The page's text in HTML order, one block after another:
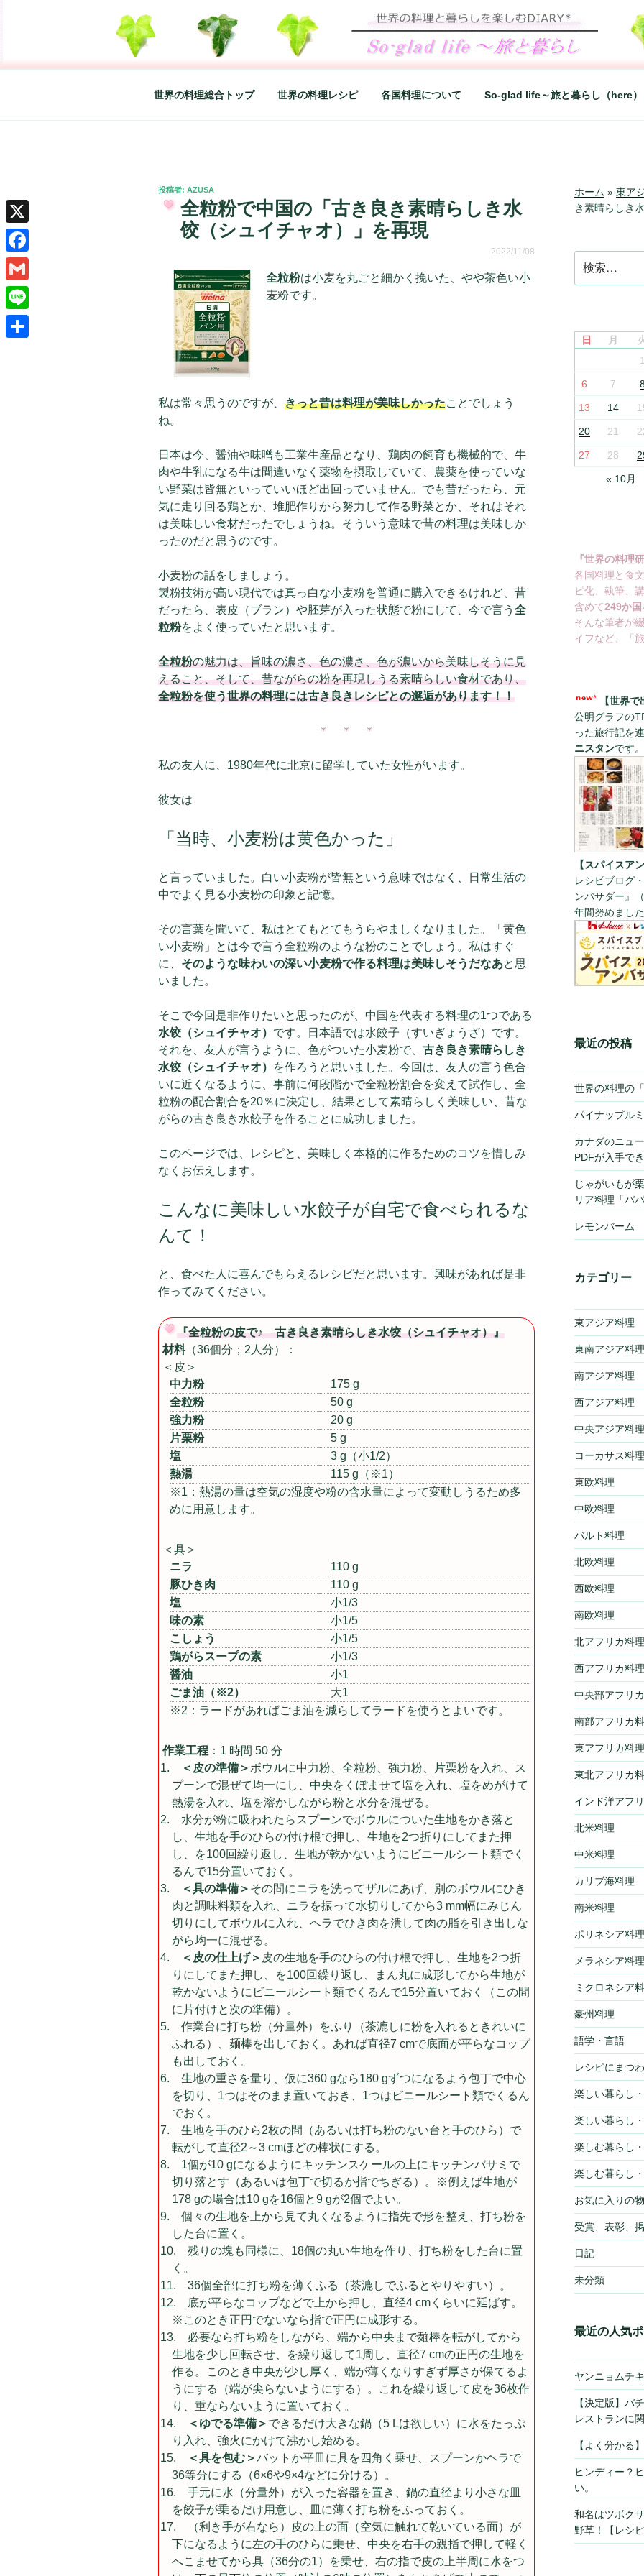
SO-GLAD LIFE～旅と暮らし
世界の料理のエッセイやレシピ、シンプルライフ、楽しい暮らしなどを綴る、世界248か国を
世界の料理総合トップ 世界の料理レシピ 各国料理について So-glad life～旅と暮らし（here）
投
稿
日:
投稿者: AZUSA
全粒粉で中国の「古き良き素晴らしき水
饺（シュイチャオ）」を再現
2022/11/08
全粒粉は小麦を丸ごと細かく挽いた、やや茶色い小
麦粉です。
私は常々思うのですが、 きっと昔は料理が美味しかったことでしょう
ね。
日本は今、醤油や味噌も工業生産品となり、鶏肉の飼育も機械的で、牛
肉や牛乳になる牛は間違いなく薬物を摂取していて、農薬を使っていな
い野菜は皆無といっていいほど出回っていません。でも昔だったら、元
気に走り回る鶏とか、堆肥作りから努力して作る野菜とか、それはそれ
は美味しい食材だったでしょうね。そういう意味で昔の料理は美味しか
ったのだと思うのです。
小麦粉の話をしましょう。
製粉技術が高い現代では真っ白な小麦粉を普通に購入できるけれど、昔
だったら、表皮（ブラン）や胚芽が入った状態で粉にして、今で言う 全
粒粉をよく使っていたと思います。
全粒粉の魅力は、旨味の濃さ、色の濃さ、色が濃いから美味しそうに見
えること、そして、昔ながらの粉を再現しうる素晴らしい食材であり、
全粒粉を使う世界の料理には古き良きレシピとの邂逅があります！！
＊ ＊ ＊
私の友人に、1980年代に北京に留学していた女性がいます。
彼女は
「当時、小麦粉は黄色かった」
と言っていました。白い小麦粉が皆無という意味ではなく、日常生活の
中でよく見る小麦粉の印象と記憶。
その言葉を聞いて、私はとてもとてもうらやましくなりました。「黄色
い小麦粉」とは今で言う全粒粉のような粉のことでしょう。私はすぐ
に、 そのような味わいの深い小麦粉で作る料理は美味しそうだなあと思
いました。
そこで今回是非作りたいと思ったのが、中国を代表する料理の1つである
水饺（シュイチャオ） です。日本語では水餃子（すいぎょうざ）です。
それを、友人が言うように、色がついた小麦粉で、 古き良き素晴らしき
水饺（シュイチャオ）
を作ろうと思いました。今回は、友人の言う色合
いに近くなるように、事前に何段階かで全粒粉割合を変えて試作し、全
粒粉の配合割合を20％に決定し、結果として素晴らしく美味しい、昔な
がらの古き良き水餃子を作ることに成功しました。
このページでは、レシピと、美味しく本格的に作るためのコツを惜しみ
なくお伝えします。
こんなに美味しい水餃子が自宅で食べられるな
んて！
と、食べた人に喜んでもらえるレシピだと思います。興味があれば是非
作ってみてください。
『全粒粉の皮で♪ 古き良き素晴らしき水饺（シュイチャオ）』
材料（36個分；2人分）：
＜皮＞
中力粉
175 g
全粒粉
50 g
強力粉
20 g
片栗粉
5 g
塩
3 g（小1/2）
熱湯
115 g（※1）
※1：熱湯の量は空気の湿度や粉の含水量によって変動しうるため多
めに用意します。
＜具＞
ニラ
110 g
豚ひき肉
110 g
塩
小1/3
味の素
小1/5
こしょう
小1/5
鶏がらスープの素
小1/3
醤油
小1
ごま油（※2）
大1
※2：ラードがあればごま油を減らしてラードを使うとよいです。
作業工程 ：1 時間 50 分
＜皮の準備＞ ボウルに中力粉、全粒粉、強力粉、片栗粉を入れ、ス
プーンで混ぜて均一にし、中央をくぼませて塩を入れ、塩をめがけて
熱湯を入れ、塩を溶かしながら粉と水分を混ぜる。
水分が粉に吸われたらスプーンでボウルについた生地をかき落と
し、生地を手のひらの付け根で押し、生地を2つ折りにしてまた押
し、を100回繰り返し、生地が乾かないようにビニールシート類でく
るんで15分置いておく。
＜具の準備＞ その間にニラを洗ってザルにあげ、別のボウルにひき
肉と調味料類を入れ、ニラを振って水切りしてから3 mm幅にみじん
切りにしてボウルに入れ、ヘラでひき肉を潰して肉の脂を引き出しな
がら均一に混ぜる。
＜皮の仕上げ＞ 皮の生地を手のひらの付け根で押し、生地を2つ折
りにしてまた押し、を100回繰り返し、まん丸に成形してから生地が
乾かないようにビニールシート類でくるんで15分置いておく（この間
に片付けと次の準備）。
作業台に打ち粉（分量外）をふり（茶漉しに粉を入れるときれいに
ふれる）、麺棒を出しておく。あれば直径7 cmで底面が平らなコップ
も出しておく。
生地の重さを量り、仮に360 gなら180 gずつになるよう包丁で中心
を切り、1つはそのまま置いておき、1つはビニールシート類でくるん
でおく。
生地を手のひら2枚の間（あるいは打ち粉のない台と手のひら）で
転がして直径2～3 cmほどの棒状にする。
1個が10 gになるようにキッチンスケールの上にキッチンバサミで
切り落とす（あるいは包丁で切るか指でちぎる）。※例えば生地が
178 gの場合は10 gを16個と9 gが2個でよい。
個々の生地を上から見て丸くなるように指先で形を整え、打ち粉を
した台に置く。
残りの塊も同様に、18個の丸い生地を作り、打ち粉をした台に置
く。
36個全部に打ち粉を薄くふる（茶漉しでふるとやりやすい）。
底が平らなコップなどで上から押し、直径4 cmくらいに延ばす。
※このとき正円でないなら指で正円に成形する。
必要なら打ち粉をしながら、端から中央まで麺棒を転がしてから
生地を少し回転させ、を繰り返して1周し、直径7 cmの正円の生地を
作る。このとき中央が少し厚く、端が薄くなりすぎず厚さが保てるよ
うにする（端が尖らないようにする）。これを繰り返して皮を36枚作
り、重ならないように置いておく。
＜ゆでる準備＞ できるだけ大きな鍋（5 Lは欲しい）に水をたっぷ
り入れ、強火にかけて沸かし始める。
＜具を包む＞バットか平皿に具を四角く乗せ、スプーンかヘラで
36等分にする（6×6や9×4などに分ける）。
手元に水（分量外）が入った容器を置き、鍋の直径より小さな皿
を餃子が乗るだけ用意し、皿に薄く打ち粉をふっておく。
（利き手が右なら）皮の上の面（空気に触れて乾いている面）が
下になるように左の手のひらに乗せ、中央を右手の親指で押して軽く
へこませてから具（36分の1）を乗せ、右の指で皮の上半周に水をつ
ホーム » 東ア
き素晴らしき
索:
日
月
1
6 7
13 14
20 21
27 28
« 10月
『世界の料理
各国料理と食
ピ化、執筆、
含めて249か国
そんな筆者が
イフなど、「
【世界
公明グラフの
った旅行記を
ニスタンです。
【スパイスア
レシピブログ
ンバサダー』
年間努めました
最近の投稿
世界の料理の
パイナップル
カナダのニュ
PDFが入手で
じゃがいもが
リア料理「パ
レモンバーム
カテゴリー
東アジア料理
東南アジア料理
南アジア料理
西アジア料理
中央アジア料理
コーカサス料理
東欧料理
中欧料理
バルト料理
北欧料理
西欧料理
南欧料理
北アフリカ料理
西アフリカ料理
中央部アフリ
南部アフリカ
東アフリカ料理
東北アフリカ
インド洋アフ
北米料理
中米料理
カリブ海料理
南米料理
ポリネシア料理
メラネシア料理
ミクロネシア
豪州料理
語学・言語
レシピにまつ
楽しい暮らし
楽しい暮らし
楽しむ暮らし
楽しむ暮らし
お気に入りの物
受賞、表彰、
日記
未分類
最近の人気ポ
ヤンニョムチ
【決定版】バ
レストランに
【よく分かる
ヒンディー？
い。
和名はツボク
野草！【レシピ
X
Facebook
Gmail
Line